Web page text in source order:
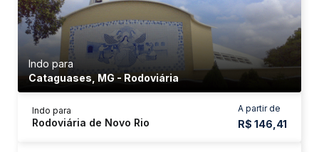
Indo para
Cataguases, MG - Rodoviária
A partir de
R$ 146,41
Indo para
Rodoviária de Novo Rio